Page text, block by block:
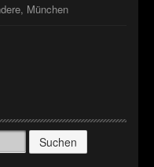
München